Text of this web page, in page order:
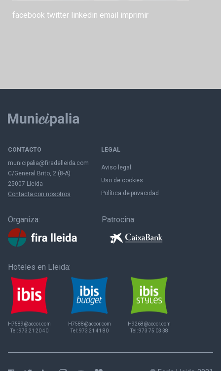
facebook twitter linkedin email imprimir
CONTACTO
municipalia@firadelleida.com
C/General Brito, 2 (8-A)
25007 Lleida
Contacta con nosotros
LEGAL
Aviso legal
Uso de cookies
Política de privacidad
Organiza: Patrocina:
Hoteles en Lleida:
H7589@accor.com
Tel:973 21 20 40
H7588@accor.com
Tel:973 21 41 80
H9268@accor.com
Tel:973 75 03 38